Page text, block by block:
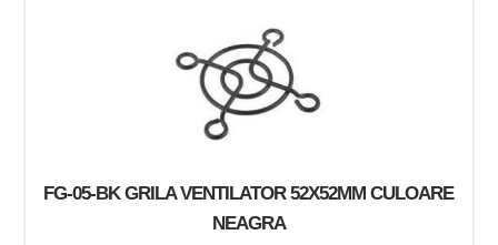
FG-05-BK GRILA VENTILATOR 52X52MM CULOARE
NEAGRA